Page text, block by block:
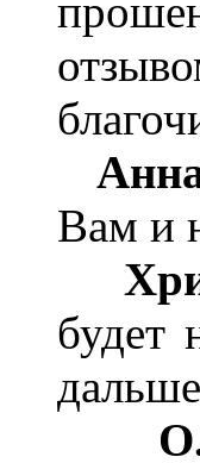
Вам и
будет